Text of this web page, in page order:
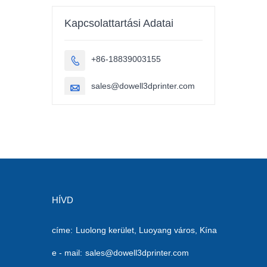
3D nyomtatás
Kapcsolattartási Adatai
 +86-18839003155
 sales@dowell3dprinter.com
HÍVD
címe: Luolong kerület, Luoyang város, Kína
e - mail: sales@dowell3dprinter.com